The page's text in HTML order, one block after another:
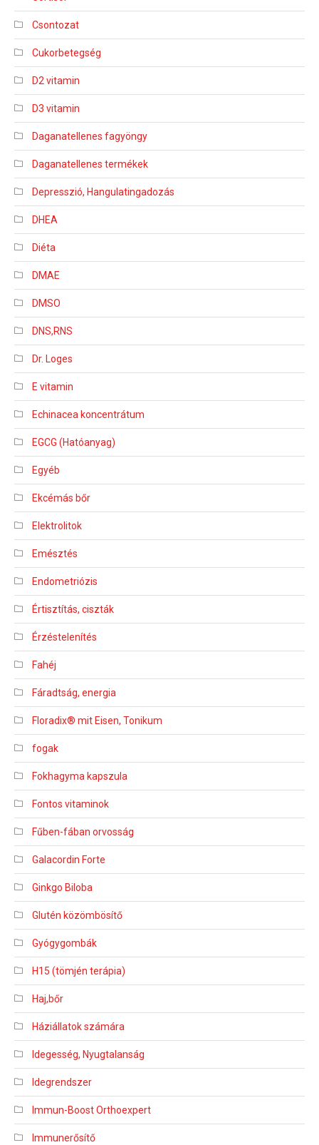
Csontozat
Cukorbetegség
D2 vitamin
D3 vitamin
Daganatellenes fagyöngy
Daganatellenes termékek
Depresszió, Hangulatingadozás
DHEA
Diéta
DMAE
DMSO
DNS,RNS
Dr. Loges
E vitamin
Echinacea koncentrátum
EGCG (Hatóanyag)
Egyéb
Ekcémás bőr
Elektrolitok
Emésztés
Endometriózis
Értisztítás, ciszták
Érzéstelenítés
Fahéj
Fáradtság, energia
Floradix® mit Eisen, Tonikum
fogak
Fokhagyma kapszula
Fontos vitaminok
Fűben-fában orvosság
Galacordin Forte
Ginkgo Biloba
Glutén közömbösítő
Gyógygombák
H15 (tömjén terápia)
Haj,bőr
Háziállatok számára
Idegesség, Nyugtalanság
Idegrendszer
Immun-Boost Orthoexpert
Immunerősítő